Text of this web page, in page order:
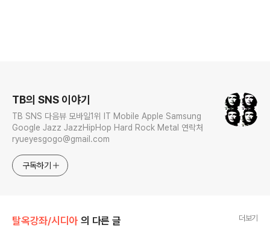
TB의 SNS 이야기
TB SNS 다음뷰 모바일1위 IT Mobile Apple Samsung
Google Jazz JazzHipHop Hard Rock Metal 연락처
ryueyesgogo@gmail.com
구독하기
탈옥강좌/시디아 의 다른 글 더보기